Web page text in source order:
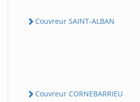
Couvreur SAINT-ALBAN
Couvreur CORNEBARRIEU